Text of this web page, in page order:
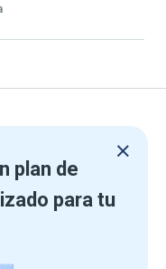
plan de
para tu